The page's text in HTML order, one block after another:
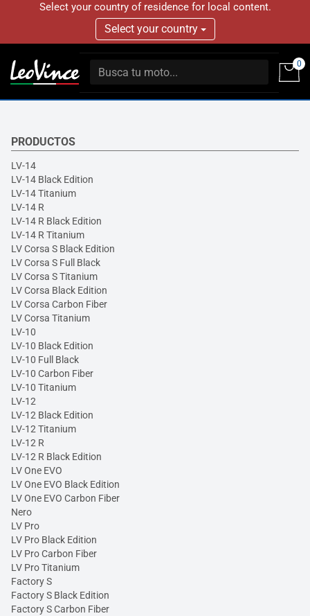
Select your country of residence for local content.
Select your country
0
PRODUCTOS
LV-14
LV-14 Black Edition
LV-14 Titanium
LV-14 R
LV-14 R Black Edition
LV-14 R Titanium
LV Corsa S Black Edition
LV Corsa S Full Black
LV Corsa S Titanium
LV Corsa Black Edition
LV Corsa Carbon Fiber
LV Corsa Titanium
LV-10
LV-10 Black Edition
LV-10 Full Black
LV-10 Carbon Fiber
LV-10 Titanium
LV-12
LV-12 Black Edition
LV-12 Titanium
LV-12 R
LV-12 R Black Edition
LV One EVO
LV One EVO Black Edition
LV One EVO Carbon Fiber
Nero
LV Pro
LV Pro Black Edition
LV Pro Carbon Fiber
LV Pro Titanium
Factory S
Factory S Black Edition
Factory S Carbon Fiber